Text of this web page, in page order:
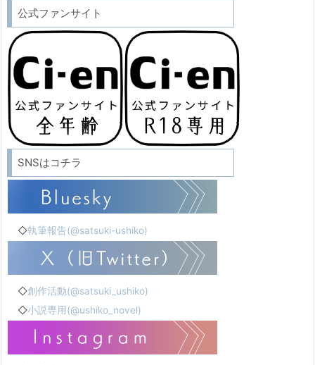
公式ファンサイト
SNSはコチラ
◇執筆報告(@satsuki-ushiko)
◇創作活動(@satsuki_ushiko)
◇小説専用(@ushiko_novel)